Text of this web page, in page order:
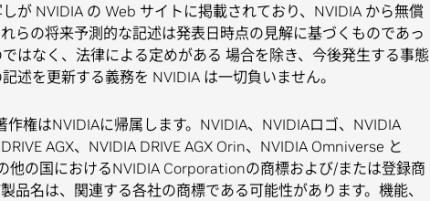
が NVIDIA の Web サイトに掲載されており、NVIDIA から無償
らの将来予測的な記述は発表日時点の見解に基づくものであっ
はなく、法律による定めがある 場合を除き、今後発生する事態
述を更新する義務を NVIDIA は一切負いません。
権はNVIDIAに帰属します。NVIDIA、NVIDIAロゴ、NVIDIA
AGX、NVIDIA DRIVE AGX Orin、NVIDIA Omniverse と
他の国におけるNVIDIA Corporationの商標および/または登録商
品名は、関連する各社の商標である可能性があります。機能、